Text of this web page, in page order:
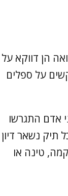
הן דווקא על
על ספלים
כמה התופעה רחבה: יותר מ-1.8 מיליון בני אדם התגרשו
תיק נשאר דיון
טינה או